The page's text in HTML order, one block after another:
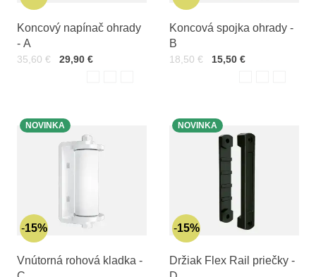
Koncový napínač ohrady
- A
Cena s DPH29,90 €
Pred zľavou:
35,60 €
Koncová spojka ohrady -
B
Cena s DPH15,50 €
Pred zľavou:
18,50 €
Vnútorná rohová kladka -
NOVINKA
15%
Držiak Flex Rail priečky -
NOVINKA
15%